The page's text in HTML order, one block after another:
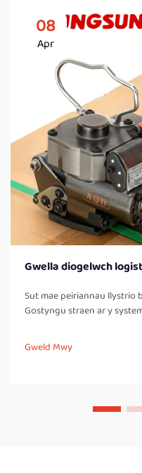
08
Apr
Gwella diogelwch
Sut mae peiriannau llystrio
Gostyngu straen ar y
llaw yn gyson trwy'r dydd,
lawr yn aml, troi eu corffau,
Gweld Mwy